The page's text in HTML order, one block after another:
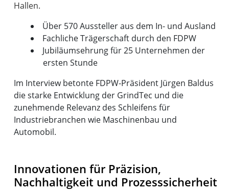
Über 570 Aussteller aus dem In- und Ausland
Fachliche Trägerschaft durch den FDPW
Jubiläumsehrung für 25 Unternehmen der
ersten Stunde
Im Interview betonte FDPW-Präsident Jürgen Baldus
die starke Entwicklung der GrindTec und die
zunehmende Relevanz des Schleifens für
Industriebranchen wie Maschinenbau und
Automobil.
Innovationen für Präzision,
Nachhaltigkeit und Prozesssicherheit